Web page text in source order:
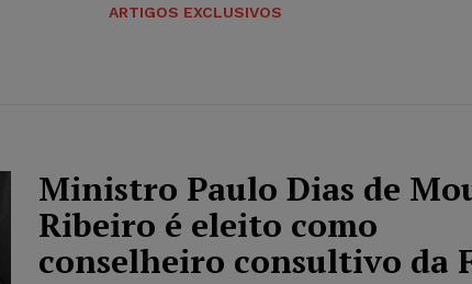
ARTIGOS EXCLUSIVOS
Ministro Paulo Dias de
Ribeiro é eleito como
conselheiro consultivo da